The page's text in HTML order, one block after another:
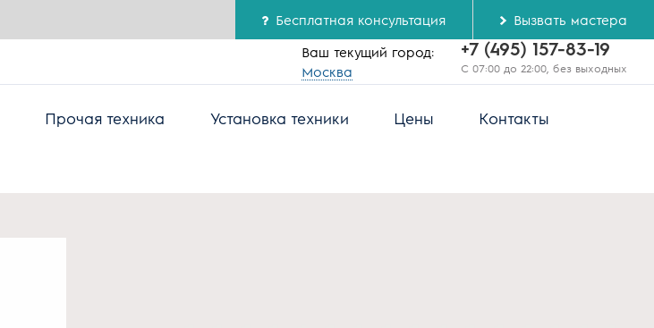
Бесплатная консультация Вызвать мастера
Ваш текущий город:
Москва
+7 (495) 157-83-19
С 07:00 до 22:00, без выходных
Прочая техника Установка техники Цены Контакты